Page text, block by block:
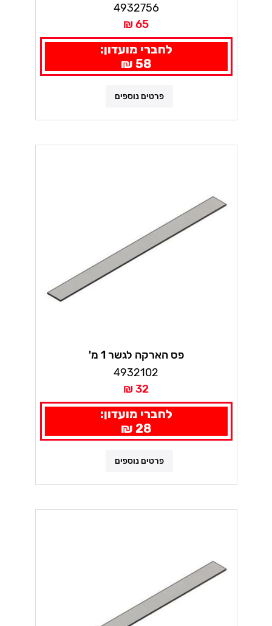
4932756
65 ₪
לחברי מועדון:
58 ₪
פרטים נוספים
פס הארקה לגשר 1 מ'
4932102
32 ₪
לחברי מועדון:
28 ₪
פרטים נוספים